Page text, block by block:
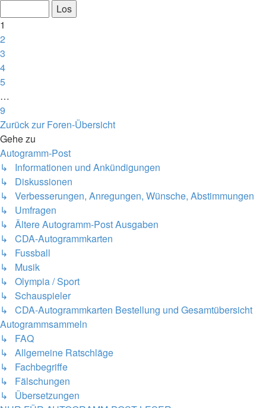
von
9
1
2
3
4
5
…
9
Nächste
Zurück zur Foren-Übersicht
Gehe zu
Autogramm-Post
↳ Informationen und Ankündigungen
↳ Diskussionen
↳ Verbesserungen, Anregungen, Wünsche, Abstimmungen
↳ Umfragen
↳ Ältere Autogramm-Post Ausgaben
↳ CDA-Autogrammkarten
↳ Fussball
↳ Musik
↳ Olympia / Sport
↳ Schauspieler
↳ CDA-Autogrammkarten Bestellung und Gesamtübersicht
Autogrammsammeln
↳ FAQ
↳ Allgemeine Ratschläge
↳ Fachbegriffe
↳ Fälschungen
↳ Übersetzungen